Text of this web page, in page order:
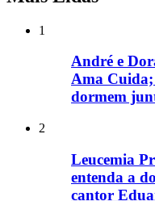
1
André e
Ama
dormem
2
Leucemia
entenda a
cantor